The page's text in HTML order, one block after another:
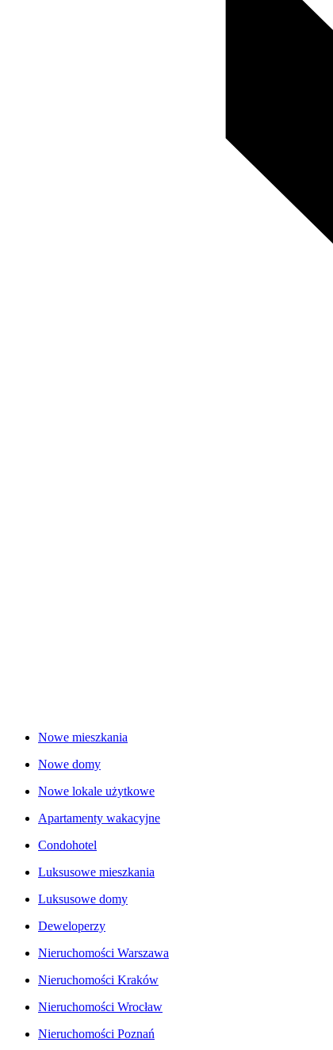
Nowe mieszkania
Nowe domy
Nowe lokale użytkowe
Apartamenty wakacyjne
Condohotel
Luksusowe mieszkania
Luksusowe domy
Deweloperzy
Nieruchomości Warszawa
Nieruchomości Kraków
Nieruchomości Wrocław
Nieruchomości Poznań